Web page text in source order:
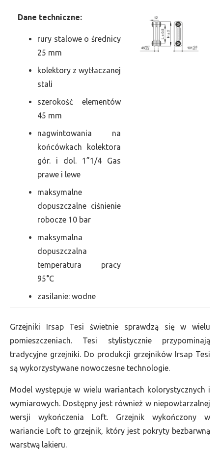
Dane techniczne:
rury stalowe o średnicy
25 mm
kolektory z wytłaczanej
stali
szerokość elementów
45 mm
nagwintowania na
końcówkach kolektora
gór. i dol. 1”1/4 Gas
prawe i lewe
maksymalne
dopuszczalne ciśnienie
robocze 10 bar
maksymalna
dopuszczalna
temperatura pracy
95°C
zasilanie: wodne
Grzejniki Irsap Tesi świetnie sprawdzą się w wielu
pomieszczeniach. Tesi stylistycznie przypominają
tradycyjne grzejniki. Do produkcji grzejników Irsap Tesi
są wykorzystywane nowoczesne technologie.
Model występuje w wielu wariantach kolorystycznych i
wymiarowych. Dostępny jest również w niepowtarzalnej
wersji wykończenia Loft. Grzejnik wykończony w
wariancie Loft to grzejnik, który jest pokryty bezbarwną
warstwą lakieru.